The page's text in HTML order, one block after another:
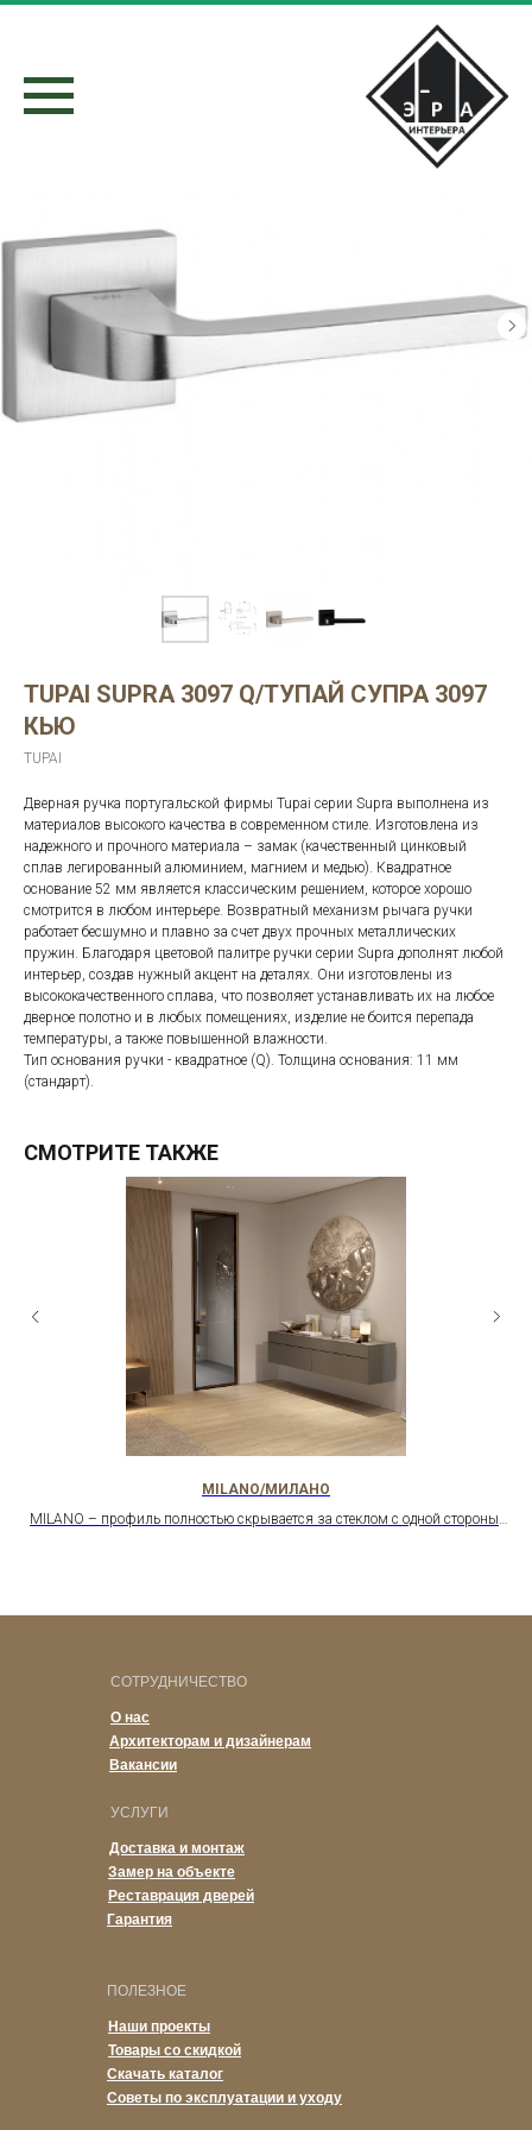
TUPAI SUPRA 3097 Q/ТУПАЙ СУПРА 3097
КЬЮ
TUPAI
Дверная ручка португальской фирмы Tupai серии Supra выполнена из
материалов высокого качества в современном стиле. Изготовлена из
надежного и прочного материала – замак (качественный цинковый
сплав легированный алюминием, магнием и медью). Квадратное
основание 52 мм является классическим решением, которое хорошо
смотрится в любом интерьере. Возвратный механизм рычага ручки
работает бесшумно и плавно за счет двух прочных металлических
пружин. Благодаря цветовой палитре ручки серии Supra дополнят любой
интерьер, создав нужный акцент на деталях. Они изготовлены из
высококачественного сплава, что позволяет устанавливать их на любое
дверное полотно и в любых помещениях, изделие не боится перепада
температуры, а также повышенной влажности.
Тип основания ручки - квадратное (Q). Толщина основания: 11 мм
(стандарт).
СМОТРИТЕ ТАКЖЕ
MILANO/МИЛАНО
MILANO – профиль полностью скрывается за стеклом с одной стороны.
Гарантия
Реставрация дверей
Замер на объекте
Доставка и монтаж
УСЛУГИ
Вакансии
Архитекторам и дизайнерам
О нас
СОТРУДНИЧЕСТВО
Советы по эксплуатации и уходу
Скачать каталог
Товары со скидкой
Наши проекты
ПОЛЕЗНОЕ